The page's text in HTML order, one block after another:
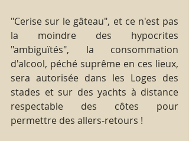
"Cerise sur le gâteau", et ce n'est pas
la moindre des hypocrites
"ambiguïtés", la consommation
d'alcool, péché suprême en ces lieux,
sera autorisée dans les Loges des
stades et sur des yachts à distance
respectable des côtes pour
permettre des allers-retours !